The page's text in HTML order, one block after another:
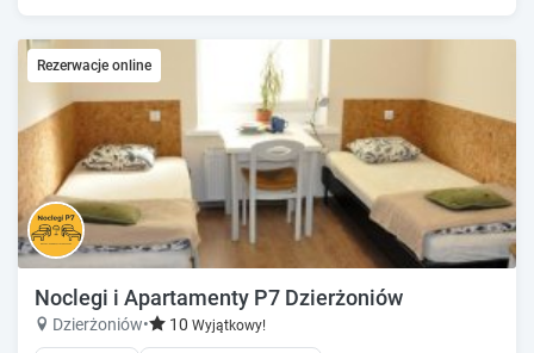
Rezerwacje online
Noclegi i Apartamenty P7 Dzierżoniów
Dzierżoniów• 10 Wyjątkowy!